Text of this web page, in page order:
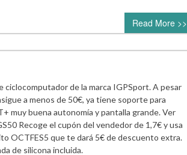
Read More >>
ciclocomputador de la marca IGPSport. A pesar
a menos de 50€, ya tiene soporte para
muy buena autonomía y pantalla grande. Ver
Recoge el cupón del vendedor de 1,7€ y usa
OCTFES5 que te dará 5€ de descuento extra.
de silicona incluida.